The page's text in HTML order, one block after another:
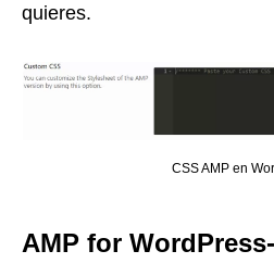
quieres.
CSS AMP en
AMP for